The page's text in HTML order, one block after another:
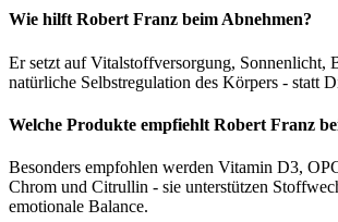
Wie hilft Robert Franz beim Abnehmen?
Er setzt auf Vitalstoffversorgung, Sonnenlicht,
natürliche Selbstregulation des Körpers - statt
Welche Produkte empfiehlt Robert Franz
Besonders empfohlen werden Vitamin D3,
Chrom und Citrullin - sie unterstützen
emotionale Balance.